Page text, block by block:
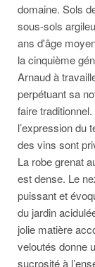
domaine. Sols
sous-sols
ans d'âge
la cinquième
Arnaud à
perpétuant sa
faire
l’expression du
des vins sont
La robe grenat
est dense. Le
puissant et
du jardin
jolie matière
veloutés donne
sucrosité à